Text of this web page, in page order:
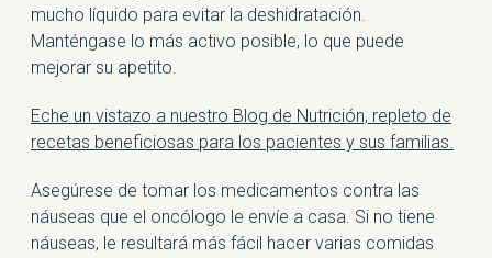
mucho líquido para evitar la deshidratación.
Manténgase lo más activo posible, lo que puede
mejorar su apetito.
Eche un vistazo a nuestro Blog de Nutrición, repleto de
recetas beneficiosas para los pacientes y sus familias.
Asegúrese de tomar los medicamentos contra las
náuseas que el oncólogo le envíe a casa. Si no tiene
náuseas, le resultará más fácil hacer varias comidas